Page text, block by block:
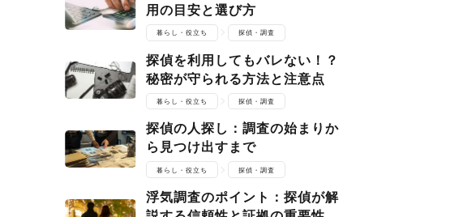
用の目安と選び方
暮らし・役立ち 探偵・調査
探偵を利用してもバレない！？
秘密が守られる方法と注意点
暮らし・役立ち 探偵・調査
探偵の人探し：調査の始まりか
ら見つけ出すまで
暮らし・役立ち 探偵・調査
浮気調査のポイント：探偵が解